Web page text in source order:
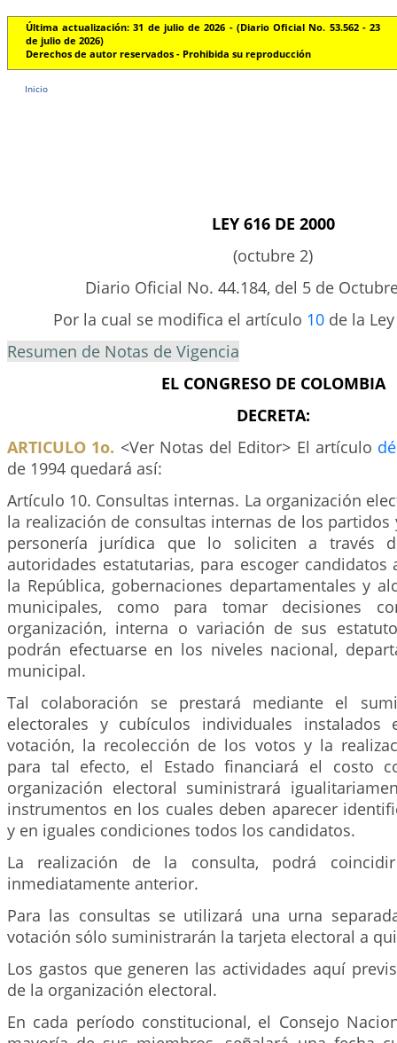
Última actualización: 31 de julio de 2026 - (Diario Oficial No. 53.562 - 23
de julio de 2026)
Derechos de autor reservados - Prohibida su reproducción
Inicio
LEY 616 DE 2000
(octubre 2)
Diario Oficial No. 44.184, del 5 de
Por la cual se modifica el artículo 10 de la
Resumen de Notas de Vigencia
EL CONGRESO DE COLOMBIA
DECRETA:
ARTICULO 1o. <Ver Notas del Editor> El artículo
de 1994 quedará así:
Artículo 10. Consultas internas. La organización
la realización de consultas internas de los
personería jurídica que lo soliciten a través
autoridades estatutarias, para escoger candidatos
la República, gobernaciones departamentales y
municipales, como para tomar decisiones
organización, interna o variación de sus
podrán efectuarse en los niveles nacional,
municipal.
Tal colaboración se prestará mediante el
electorales y cubículos individuales instalados
votación, la recolección de los votos y la
para tal efecto, el Estado financiará el costo
organización electoral suministrará
instrumentos en los cuales deben aparecer
y en iguales condiciones todos los candidatos.
La realización de la consulta, podrá
inmediatamente anterior.
Para las consultas se utilizará una urna
votación sólo suministrarán la tarjeta electoral a
Los gastos que generen las actividades aquí
de la organización electoral.
En cada período constitucional, el Consejo